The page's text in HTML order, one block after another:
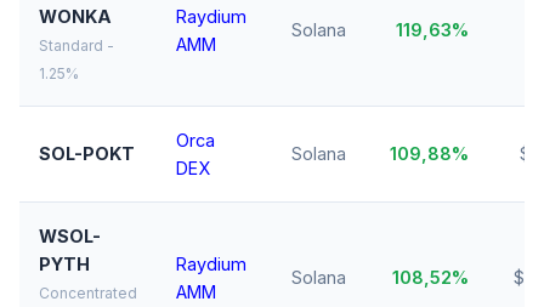
WONKA
Standard -
1.25%
Raydium
AMM
Solana 119,63%
SOL-POKT
Orca
DEX
Solana 109,88%
WSOL-
PYTH
Concentrated
Raydium
AMM
Solana 108,52%